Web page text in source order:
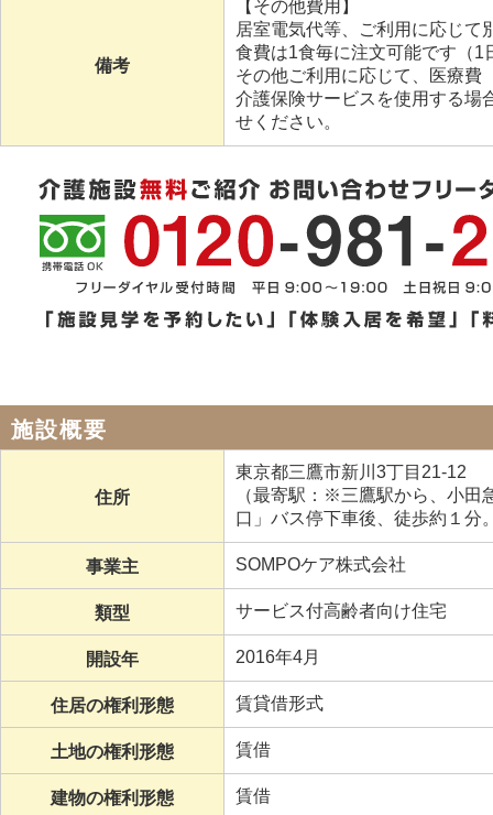
備考
【その他費用】
居室電気代等、ご利用に応じて
食費は1食毎に注文可能です（1
その他ご利用に応じて、医療費
介護保険サービスを使用する場
せください。
施設概要
住所
東京都三鷹市新川3丁目21-12
（最寄駅：※三鷹駅から、小田
口」バス停下車後、徒歩約１分
事業主 SOMPOケア株式会社
類型 サービス付高齢者向け住宅
開設年 2016年4月
住居の権利形態 賃貸借形式
土地の権利形態 賃借
建物の権利形態 賃借